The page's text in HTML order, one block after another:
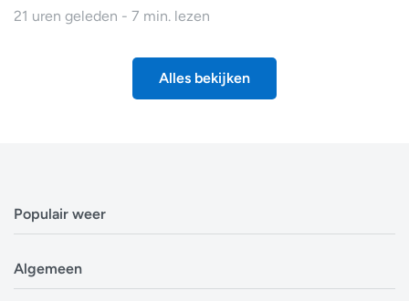
21 uren geleden - 7 min. lezen
Alles bekijken
Populair weer
Weerbericht Brussel
Algemeen